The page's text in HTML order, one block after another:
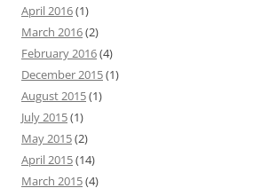
April 2016(1)
March 2016(2)
February 2016(4)
December 2015(1)
August 2015(1)
July 2015(1)
May 2015(2)
April 2015(14)
March 2015(4)